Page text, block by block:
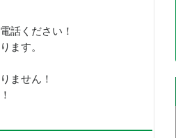
話ください！
ます。
ません！